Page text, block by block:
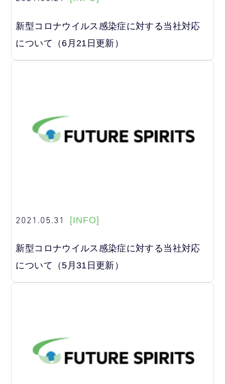
新型コロナウイルス感染症に対する当社対応
について（6月21日更新）
2021.05.31 [INFO]
新型コロナウイルス感染症に対する当社対応
について（5月31日更新）